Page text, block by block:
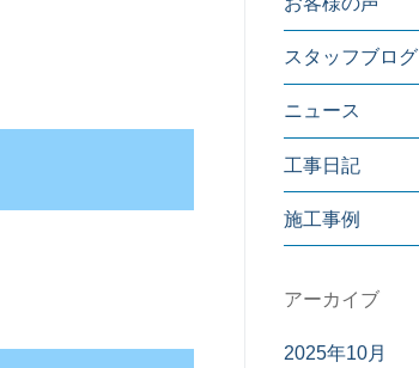
スタッフブログ
ニュース
工事日記
施工事例
アーカイブ
2025年10月